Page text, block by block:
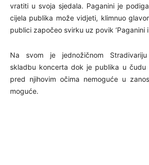
vratiti u svoja sjedala. Paganini je
cijela publika može vidjeti, klimnuo
publici započeo svirku uz povik ‘Paganini i
Na svom je jednožičnom
skladbu koncerta dok je publika u čudu
pred njihovim očima nemoguće u
moguće.